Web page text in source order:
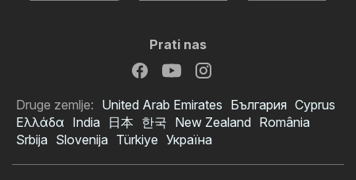
Prati nas
Druge zemlje: United Arab Emirates България Cyprus
Ελλάδα India 日本 한국 New Zealand România
Srbija Slovenija Türkiye Україна